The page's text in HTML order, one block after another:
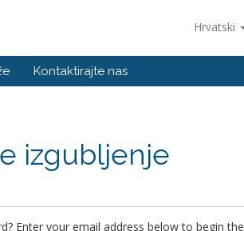
Hrvatski
Kontaktirajte nas
izgubljenje
Enter your email address below to begin the